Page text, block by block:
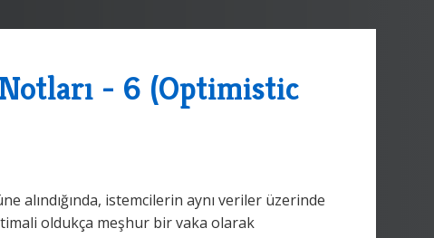
- 6 (Optimistic
alındığında, istemcilerin aynı veriler üzerinde
oldukça meşhur bir vaka olarak